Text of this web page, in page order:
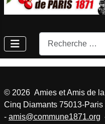
Rechercher
© 2026 Amies et Amis de
Cinq Diamants 75013-Paris
- amis@commune1871.org